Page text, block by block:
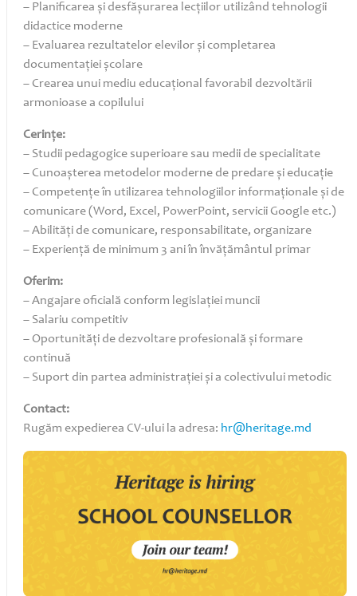
– Planificarea și desfășurarea lecțiilor utilizând tehnologii
didactice moderne
– Evaluarea rezultatelor elevilor și completarea
documentației școlare
– Crearea unui mediu educațional favorabil dezvoltării
armonioase a copilului
Cerințe:
– Studii pedagogice superioare sau medii de specialitate
– Cunoașterea metodelor moderne de predare și educație
– Competențe în utilizarea tehnologiilor informaționale și de
comunicare (Word, Excel, PowerPoint, servicii Google etc.)
– Abilități de comunicare, responsabilitate, organizare
– Experiență de minimum 3 ani în învățământul primar
Oferim:
– Angajare oficială conform legislației muncii
– Salariu competitiv
– Oportunități de dezvoltare profesională și formare
continuă
– Suport din partea administrației și a colectivului metodic
Contact:
Rugăm expedierea CV-ului la adresa: hr@heritage.md